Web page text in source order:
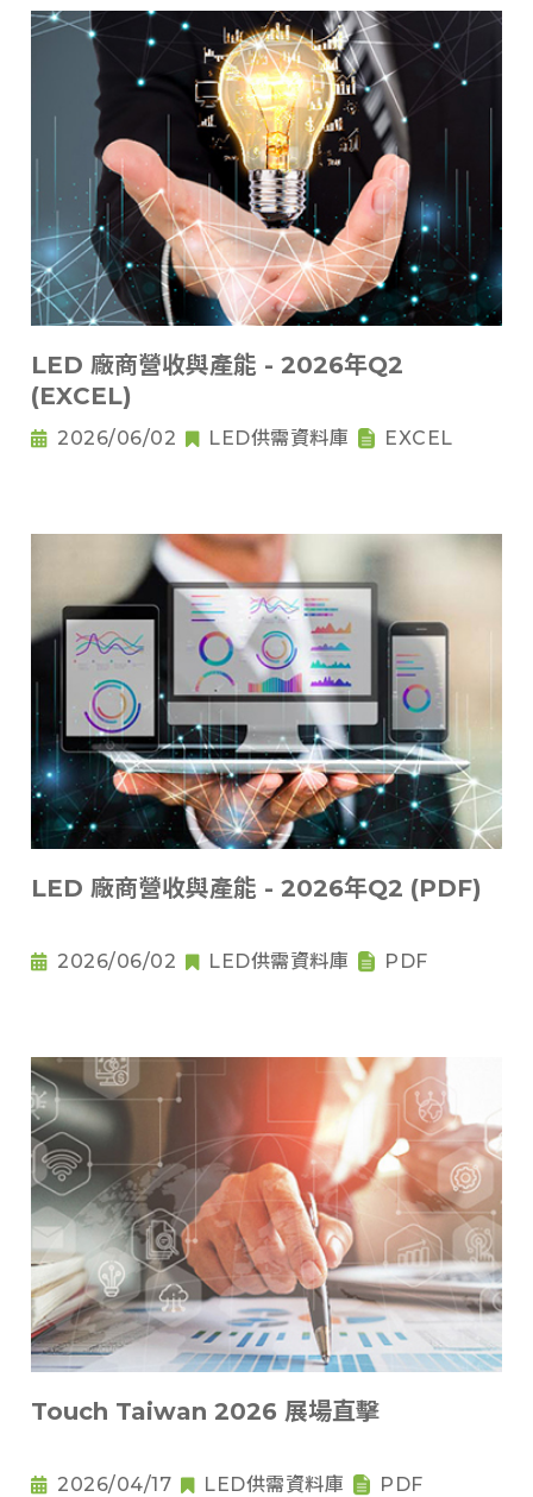
LED 廠商營收與產能 - 2026年Q2
(EXCEL)
2026/06/02 LED供需資料庫 EXCEL
LED 廠商營收與產能 - 2026年Q2 (PDF)
2026/06/02 LED供需資料庫 PDF
Touch Taiwan 2026 展場直擊
2026/04/17 LED供需資料庫 PDF